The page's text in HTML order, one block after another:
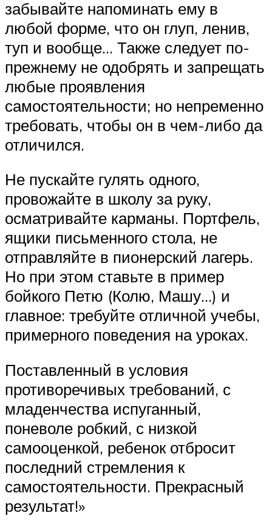
забывайте напоминать ему в
любой форме, что он глуп, ленив,
туп и вообще… Также следует по-
прежнему не одобрять и запрещать
любые проявления
самостоятельности; но непременно
требовать, чтобы он в чем-либо да
отличился.
Не пускайте гулять одного,
провожайте в школу за руку,
осматривайте карманы. Портфель,
ящики письменного стола, не
отправляйте в пионерский лагерь.
Но при этом ставьте в пример
бойкого Петю (Колю, Машу…) и
главное: требуйте отличной учебы,
примерного поведения на уроках.
Поставленный в условия
противоречивых требований, с
младенчества испуганный,
поневоле робкий, с низкой
самооценкой, ребенок отбросит
последний стремления к
самостоятельности. Прекрасный
результат!»